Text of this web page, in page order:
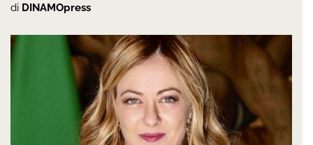
di DINAMOpress